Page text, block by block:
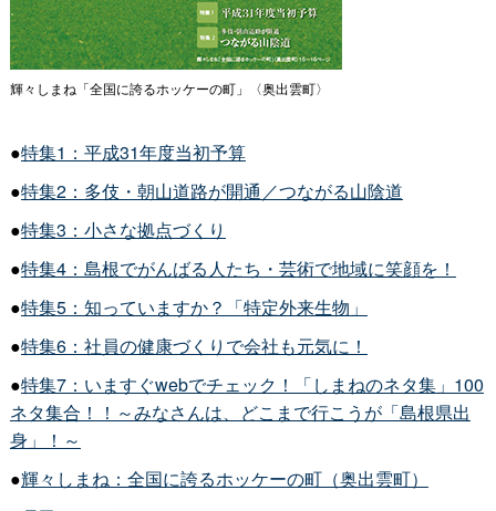
輝々しまね「全国に誇るホッケーの町」〈奥出雲町〉
●特集1：平成31年度当初予算
●特集2：多伎・朝山道路が開通／つながる山陰道
●特集3：小さな拠点づくり
●特集4：島根でがんばる人たち・芸術で地域に笑顔を！
●特集5：知っていますか？「特定外来生物」
●特集6：社員の健康づくりで会社も元気に！
●特集7：いますぐwebでチェック！「しまねのネタ集」100
ネタ集合！！～みなさんは、どこまで行こうが「島根県出
身」！～
●輝々しまね：全国に誇るホッケーの町（奥出雲町）